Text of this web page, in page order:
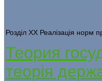
Розділ XX Реалізація норм
Теория
теорія